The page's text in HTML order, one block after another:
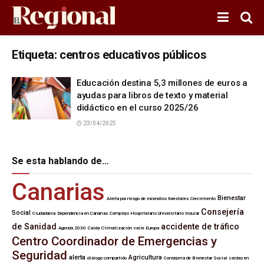
Etiqueta: centros educativos públicos
Educación destina 5,3 millones de euros a
ayudas para libros de texto y material
didáctico en el curso 2025/26
23/04/2025
Se esta hablando de…
Canarias Alerta por riesgo de incendios forestales Crecimiento Bienestar
Social Ciudadanía Dependencia en Canarias Complejo Hospitalario Universitario Insular Consejería
de Sanidad Agenda 2030 Caída Climatización calle Europa accidente de tráfico
Centro Coordinador de Emergencias y
Seguridad alerta diálogo compartido Agricultura Consejería de Bienestar Social caídas en